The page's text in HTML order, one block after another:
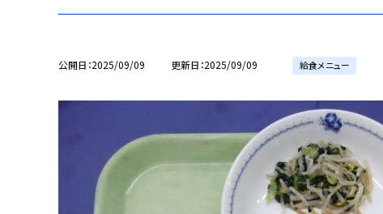
公開日 2025/09/09 更新日 2025/09/09 給食メニュー